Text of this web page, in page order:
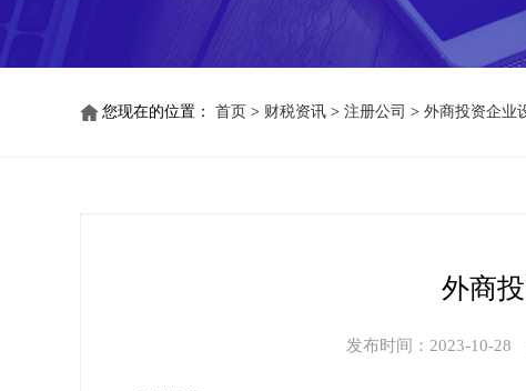
您现在的位置： 首页 > 财税资讯 > 注册公司 > 外商投资企业
外商
发布时间：2023-10-28